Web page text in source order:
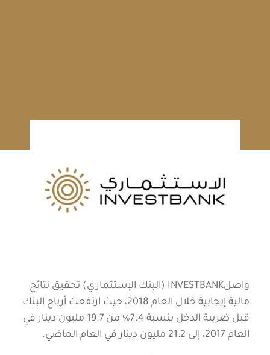
واصلINVESTBANK (البنك الإستثماري) تحقيق نتائج
مالية إيجابية خلال العام 2018، حيث ارتفعت أرباح البنك
قبل ضريبة الدخل بنسبة 7.4% من 19.7 مليون دينار في
العام 2017، إلى 21.2 مليون دينار في العام الماضي.